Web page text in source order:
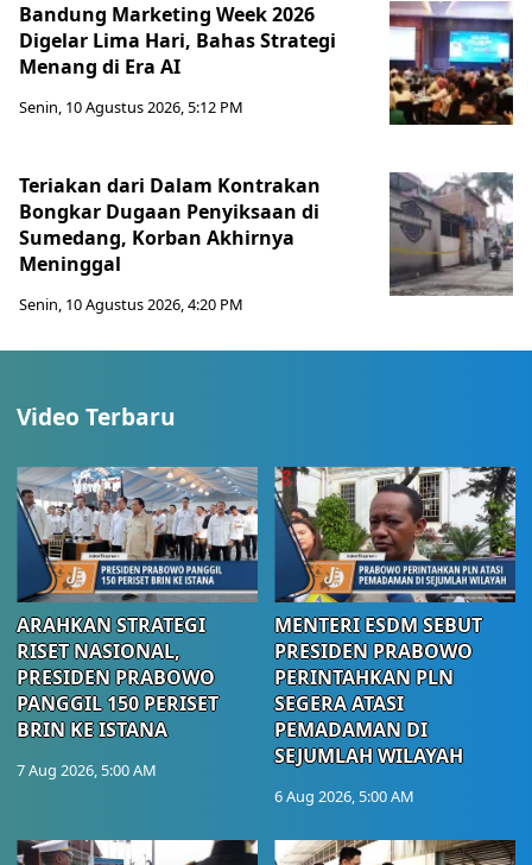
Bandung Marketing Week 2026
Digelar Lima Hari, Bahas Strategi
Menang di Era AI
Senin, 10 Agustus 2026, 5:12 PM
Teriakan dari Dalam Kontrakan
Bongkar Dugaan Penyiksaan di
Sumedang, Korban Akhirnya
Meninggal
Senin, 10 Agustus 2026, 4:20 PM
Video Terbaru
ARAHKAN STRATEGI
RISET NASIONAL,
PRESIDEN PRABOWO
PANGGIL 150 PERISET
BRIN KE ISTANA
7 Aug 2026, 5:00 AM
MENTERI ESDM SEBUT
PRESIDEN PRABOWO
PERINTAHKAN PLN
SEGERA ATASI
PEMADAMAN DI
SEJUMLAH WILAYAH
6 Aug 2026, 5:00 AM